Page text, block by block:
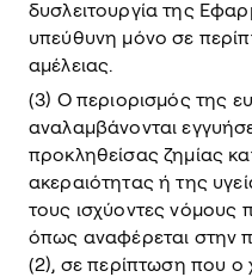
δυσλειτουργία της
υπεύθυνη μόνο σε
αμέλειας.
(3) Ο περιορισμός της
αναλαμβάνονται
προκληθείσας ζημίας
ακεραιότητας ή της
τους ισχύοντες νόμους
όπως αναφέρεται στην
(2), σε περίπτωση που ο